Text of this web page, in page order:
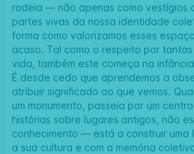
rodeia — não apenas como vestígios
partes vivas da nossa identidade
forma como valorizamos esses
acaso. Tal como o respeito por
vida, também este começa na
É desde cedo que aprendemos a
atribuir significado ao que vemos.
um monumento, passeia por um
histórias sobre lugares antigos, não
conhecimento — está a construir uma
a sua cultura e com a memória